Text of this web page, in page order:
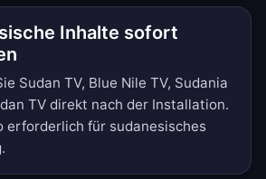
Inhalte sofort
Sudan TV, Blue Nile TV, Sudania
TV direkt nach der Installation.
erforderlich für sudanesisches